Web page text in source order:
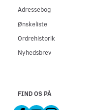
Adressebog
Ønskeliste
Ordrehistorik
Nyhedsbrev
FIND OS PÅ